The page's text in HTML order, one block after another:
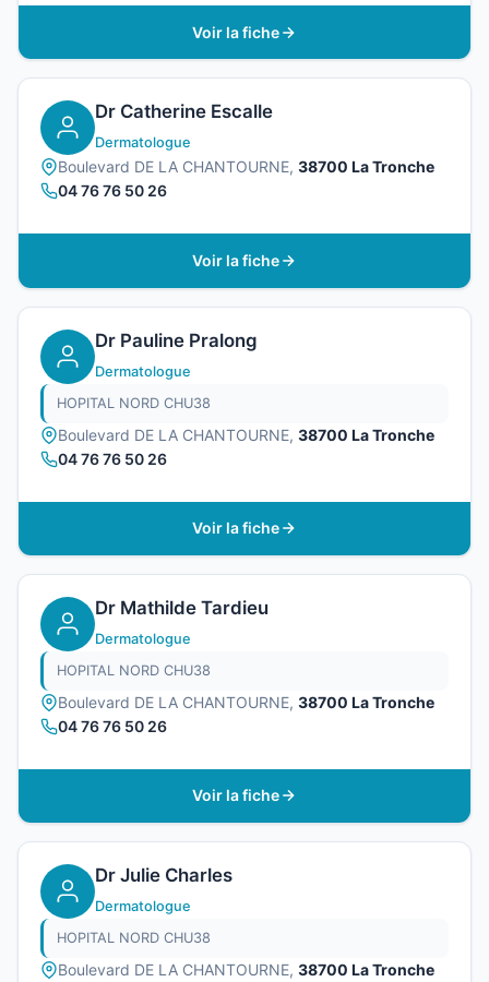
Voir la fiche
Dr Catherine Escalle
Dermatologue
Boulevard DE LA CHANTOURNE, 38700 La Tronche
04 76 76 50 26
Voir la fiche
Dr Pauline Pralong
Dermatologue
HOPITAL NORD CHU38
Boulevard DE LA CHANTOURNE, 38700 La Tronche
04 76 76 50 26
Voir la fiche
Dr Mathilde Tardieu
Dermatologue
HOPITAL NORD CHU38
Boulevard DE LA CHANTOURNE, 38700 La Tronche
04 76 76 50 26
Voir la fiche
Dr Julie Charles
Dermatologue
HOPITAL NORD CHU38
Boulevard DE LA CHANTOURNE, 38700 La Tronche